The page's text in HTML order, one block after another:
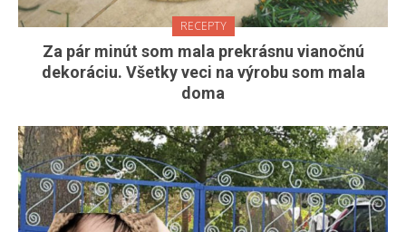
RECEPTY
Za pár minút som mala prekrásnu vianočnú
dekoráciu. Všetky veci na výrobu som mala
doma